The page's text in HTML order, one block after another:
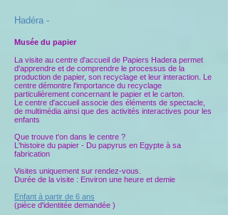
Hadéra -
Musée du papier
La visite au centre d'accueil de Papiers Hadera permet
d'apprendre et de comprendre le processus de la
production de papier, son recyclage et leur interaction. Le
centre démontre l'importance du recyclage
particulièrement concernant le papier et le carton.
Le centre d'accueil associe des éléments de spectacle,
de multimédia ainsi que des activités interactives pour les
enfants
Que trouve t'on dans le centre ?
L'histoire du papier - Du papyrus en Egypte à sa
fabrication
Visites uniquement sur rendez-vous.
Durée de la visite : Environ une heure et demie
Enfant à partir de 6 ans
(pièce d'identitée demandée )